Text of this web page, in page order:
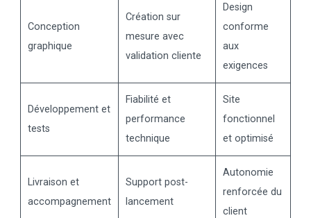
Conception
graphique
Création sur
mesure avec
validation cliente
Design
conforme
aux
exigences
Développement et
tests
Fiabilité et
performance
technique
Site
fonctionnel
et optimisé
Livraison et
accompagnement
Support post-
lancement
Autonomie
renforcée du
client